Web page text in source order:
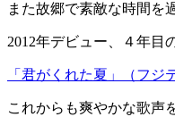
また故郷で素敵な時間を
2012年デビュー、４年目
「君がくれた夏」（フジ
これからも爽やかな歌声